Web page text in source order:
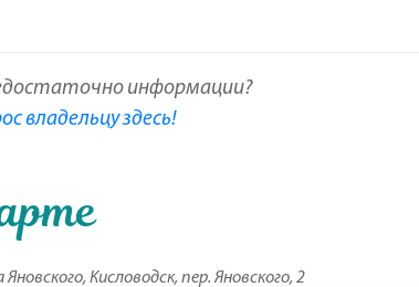
информации?
владельцу здесь!
Кисловодск, пер. Яновского, 2